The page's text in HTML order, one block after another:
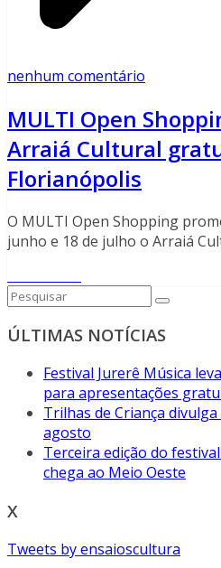
nenhum comentário
MULTI Open
Arraiá Cultural
Florianópolis
O MULTI Open Shopping
junho e 18 de julho o Arraiá
ÚLTIMAS NOTÍCIAS
Festival Jurerê Música
para apresentações
Trilhas de Criança
agosto
Terceira edição do
chega ao Meio Oeste
X
Tweets by ensaioscultura